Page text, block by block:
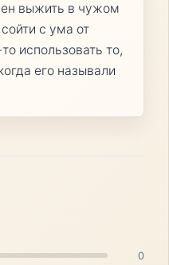
выжить в чужом
с ума от
использовать то,
его называли
0